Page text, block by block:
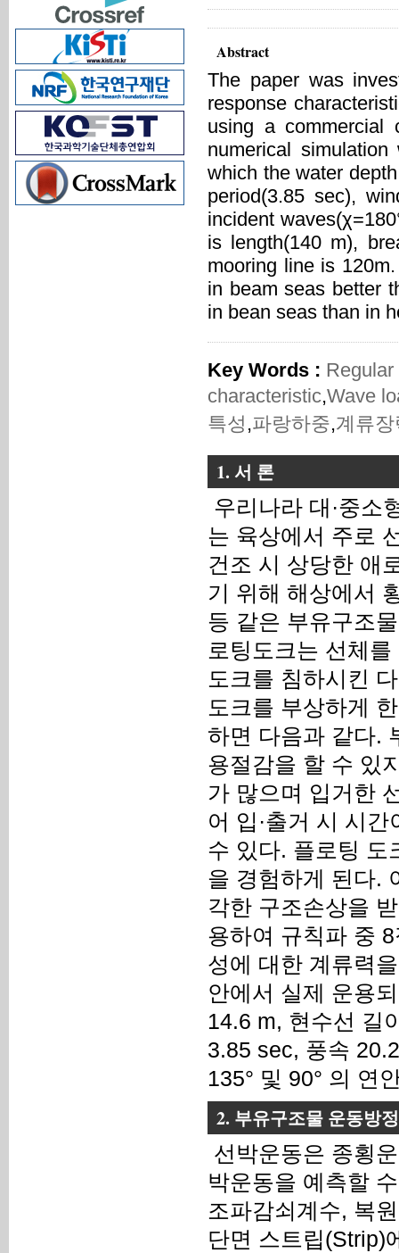
Abstract
The paper was
response
using a commercial
numerical
which the water
period(3.85 sec),
incident
is length(140 m),
mooring line is
in beam seas better
in bean seas than in
Key Words :
characteristic,Wave
특성 ,파랑하중,계류장
1. 서 론
우리나라 대·중소
는 육상에서 주로
건조 시 상당한 애
기 위해 해상에서
등 같은 부유구조
로팅도크는 선체
도크를 침하시킨
도크를 부상하게
하면 다음과 같다.
용절감을 할 수 있
가 많으며 입거한
어 입·출거 시 시
수 있다. 플로팅 도
을 경험하게 된다.
각한 구조손상을
용하여 규칙파 중
성에 대한 계류력
안에서 실제 운용
14.6 m, 현수선 길
3.85 sec, 풍속
135° 및 90° 의 연
2. 부유구조물 운동방
선박운동은 종횡
박운동을 예측할
조파감쇠계수, 복
단면 스트립(Strip)